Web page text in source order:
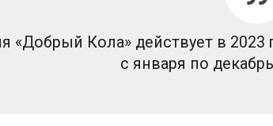
«Добрый Кола» действует в
с января по